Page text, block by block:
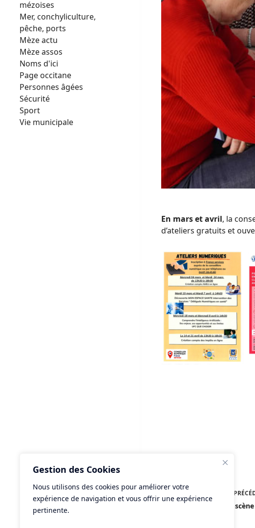
Gestion des Cookies
Nous utilisons des cookies pour améliorer votre
expérience de navigation et vous offrir une expérience
pertinente.
En mars et avril, la
d’ateliers gratuits et
Seul-en-
mézoises
Mer, conchyliculture,
pêche, ports
Mèze actu
Mèze assos
Noms d'ici
Page occitane
Personnes âgées
Sécurité
Sport
Vie municipale